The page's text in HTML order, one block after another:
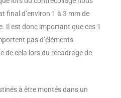
final d’environ 1 à 3 mm de
Il est donc important que ces 1
pas d’éléments
de cela lors du recadrage de
à être montés dans un